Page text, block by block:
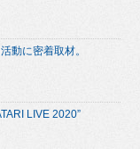
動に密着取材。
LIVE 2020”